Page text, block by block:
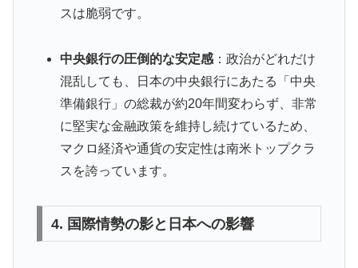
スは脆弱です。
中央銀行の圧倒的な安定感：政治がどれだけ
混乱しても、日本の中央銀行にあたる「中央
準備銀行」の総裁が約20年間変わらず、非常
に堅実な金融政策を維持し続けているため、
マクロ経済や通貨の安定性は南米トップクラ
スを誇っています。
4. 国際情勢の影と日本への影響